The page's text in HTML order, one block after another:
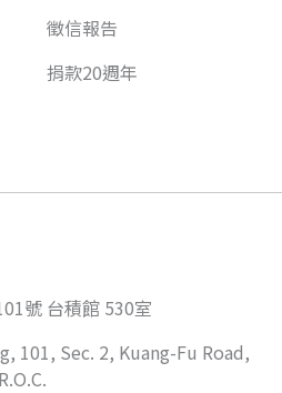
徵信報告
捐款20週年
號 台積館 530室
101, Sec. 2, Kuang-Fu Road,